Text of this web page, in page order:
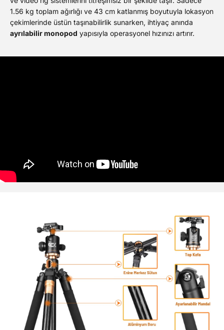
1.56 kg toplam ağırlığı ve 43 cm katlanmış boyutuyla lokasyon
çekimlerinde üstün taşınabilirlik sunarken, ihtiyaç anında
ayrılabilir monopod yapısıyla operasyonel hızınızı artırır.